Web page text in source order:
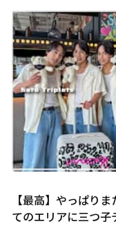
【最高】やっぱり
てのエリアに三つ子